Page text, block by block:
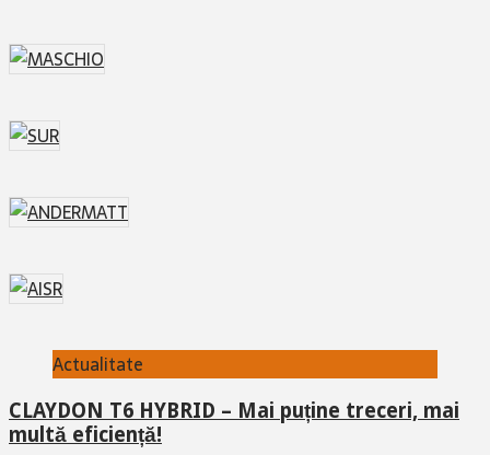
Actualitate
CLAYDON T6 HYBRID – Mai puține treceri, mai
multă eficiență!